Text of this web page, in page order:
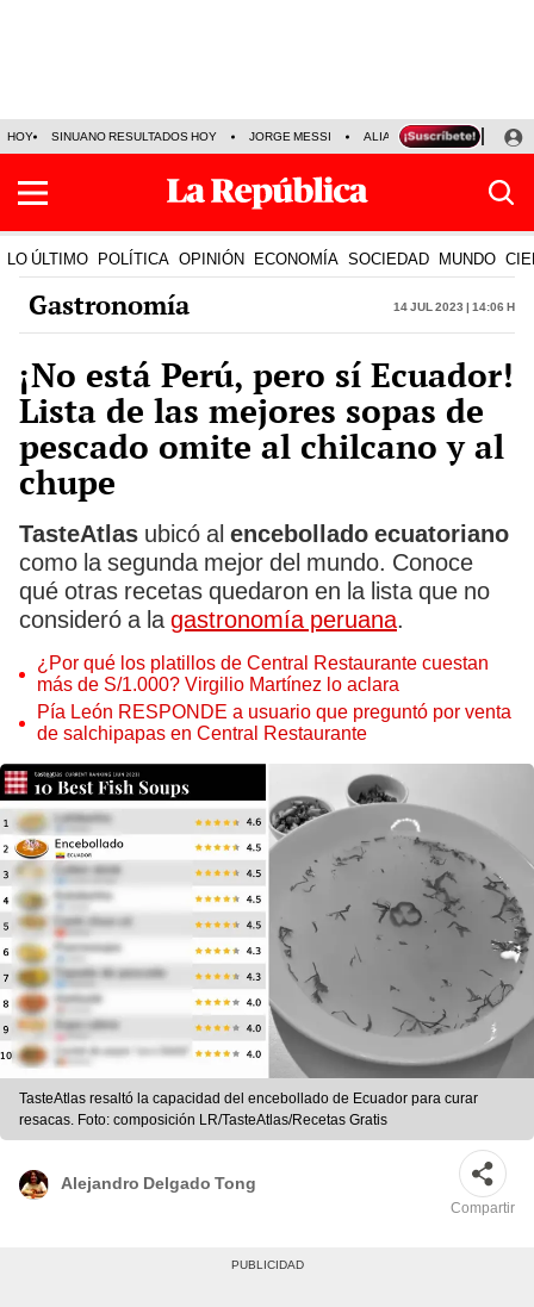
HOY SINUANO RESULTADOS HOY JORGE MESSI ALIANZA LIMA VS SPORT
LO ÚLTIMO POLÍTICA OPINIÓN ECONOMÍA SOCIEDAD MUNDO
Gastronomía 14 Jul 2023 | 14:06 h
¡No está Perú, pero sí Ecuador!
Lista de las mejores sopas de
pescado omite al chilcano y al
chupe
TasteAtlas ubicó al encebollado ecuatoriano
como la segunda mejor del mundo. Conoce
qué otras recetas quedaron en la lista que no
consideró a la gastronomía peruana.
¿Por qué los platillos de Central Restaurante cuestan
más de S/1.000? Virgilio Martínez lo aclara
Pía León RESPONDE a usuario que preguntó por venta
de salchipapas en Central Restaurante
TasteAtlas resaltó la capacidad del encebollado de Ecuador para curar
resacas. Foto: composición LR/TasteAtlas/Recetas Gratis
Alejandro Delgado Tong
Compartir